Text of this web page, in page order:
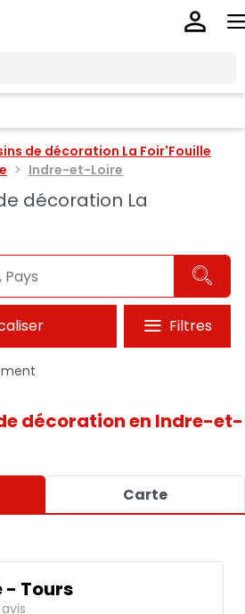
de décoration La Foir'Fouille
Indre-et-Loire
décoration La
Filtres
décoration en Indre-et-
Carte
- Tours